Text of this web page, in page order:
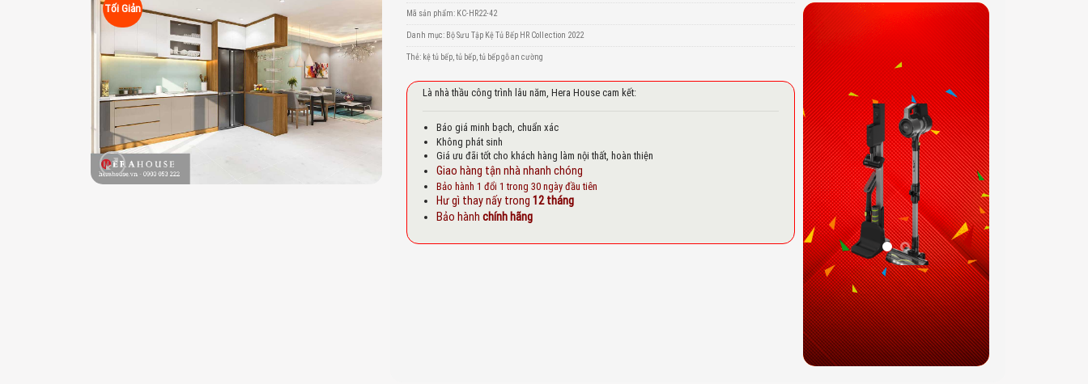
Tối Giản
wishlist
Mã sản phẩm: KC-HR22-42
Danh mục: Bộ Sưu Tập Kệ Tủ Bếp HR Collection 2022
Thẻ: kệ tủ bếp,tủ bếp,tủ bếp gỗ an cường
Là nhà thầu công trình lâu năm, Hera House cam kết:
Báo giá minh bạch, chuẩn xác
Không phát sinh
Giá ưu đãi tốt cho khách hàng làm nội thất, hoàn thiện
Giao hàng tận nhà nhanh chóng
Bảo hành 1 đổi 1 trong 30 ngày đầu tiên
Hư gì thay nấy trong 12 tháng
Bảo hành chính hãng